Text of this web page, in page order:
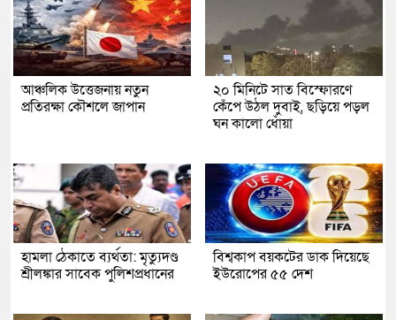
আঞ্চলিক উত্তেজনায় নতুন
প্রতিরক্ষা কৌশলে জাপান
২০ মিনিটে সাত বিস্ফোরণে
কেঁপে উঠল দুবাই, ছড়িয়ে পড়ল
ঘন কালো ধোঁয়া
হামলা ঠেকাতে ব্যর্থতা: মৃত্যুদণ্ড
শ্রীলঙ্কার সাবেক পুলিশপ্রধানের
বিশ্বকাপ বয়কটের ডাক দিয়েছে
ইউরোপের ৫৫ দেশ